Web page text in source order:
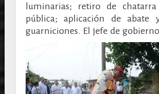
luminarias; retiro de
pública; aplicación de abate
guarniciones. El jefe de